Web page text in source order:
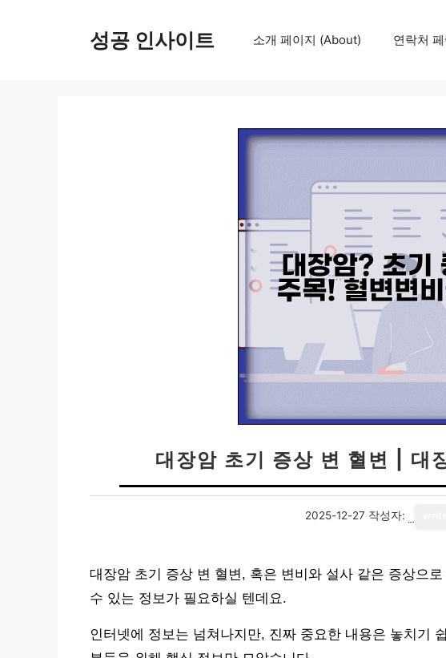
성공 인사이트 소개 페이지 (About) 연락처
대장암 초기 증상 변 혈변 | 대
2025-12-27 작성자:
대장암 초기 증상 변 혈변, 혹은 변비와 설사 같은 증상으
수 있는 정보가 필요하실 텐데요.
인터넷에 정보는 넘쳐나지만, 진짜 중요한 내용은 놓치기